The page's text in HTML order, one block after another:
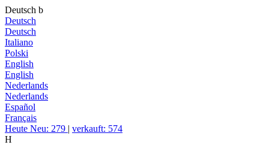
Deutsch b
Deutsch
Deutsch
Italiano
Polski
English
English
Nederlands
Nederlands
Español
Français
Heute Neu: 279 | verkauft: 574
H